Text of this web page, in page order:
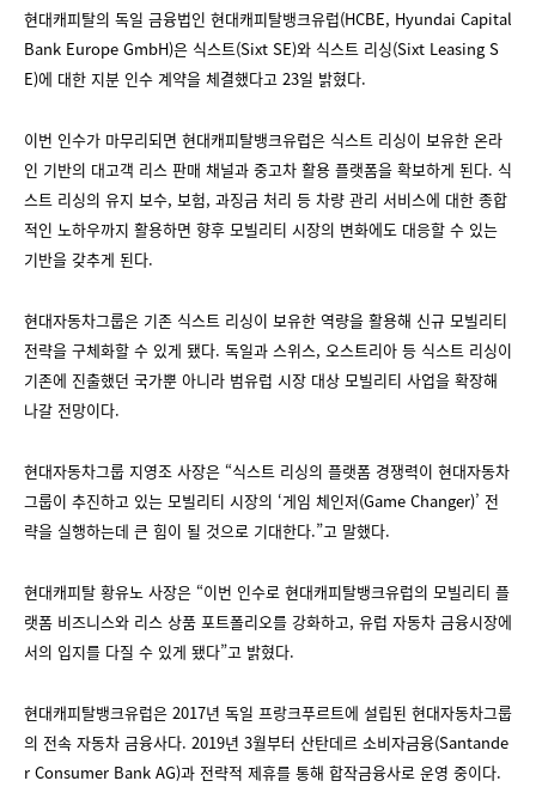
현대캐피탈의 독일 금융법인 현대캐피탈뱅크유럽(HCBE, Hyundai Capital
Bank Europe GmbH)은 식스트(Sixt SE)와 식스트 리싱(Sixt Leasing S
E)에 대한 지분 인수 계약을 체결했다고 23일 밝혔다.
이번 인수가 마무리되면 현대캐피탈뱅크유럽은 식스트 리싱이 보유한 온라
인 기반의 대고객 리스 판매 채널과 중고차 활용 플랫폼을 확보하게 된다. 식
스트 리싱의 유지 보수, 보험, 과징금 처리 등 차량 관리 서비스에 대한 종합
적인 노하우까지 활용하면 향후 모빌리티 시장의 변화에도 대응할 수 있는
기반을 갖추게 된다.
현대자동차그룹은 기존 식스트 리싱이 보유한 역량을 활용해 신규 모빌리티
전략을 구체화할 수 있게 됐다. 독일과 스위스, 오스트리아 등 식스트 리싱이
기존에 진출했던 국가뿐 아니라 범유럽 시장 대상 모빌리티 사업을 확장해
나갈 전망이다.
현대자동차그룹 지영조 사장은 “식스트 리싱의 플랫폼 경쟁력이 현대자동차
그룹이 추진하고 있는 모빌리티 시장의 ‘게임 체인저(Game Changer)’ 전
략을 실행하는데 큰 힘이 될 것으로 기대한다.”고 말했다.
현대캐피탈 황유노 사장은 “이번 인수로 현대캐피탈뱅크유럽의 모빌리티 플
랫폼 비즈니스와 리스 상품 포트폴리오를 강화하고, 유럽 자동차 금융시장에
서의 입지를 다질 수 있게 됐다”고 밝혔다.
현대캐피탈뱅크유럽은 2017년 독일 프랑크푸르트에 설립된 현대자동차그룹
의 전속 자동차 금융사다. 2019년 3월부터 산탄데르 소비자금융(Santande
r Consumer Bank AG)과 전략적 제휴를 통해 합작금융사로 운영 중이다.